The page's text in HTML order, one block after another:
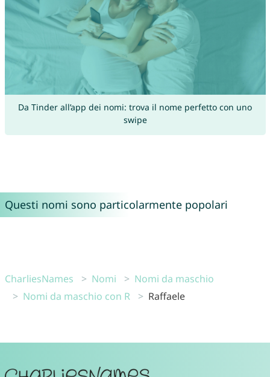
Da Tinder all’app dei nomi: trova il nome perfetto con uno
swipe
Questi nomi sono particolarmente popolari
CharliesNames Nomi
Nomi da maschio
Nomi da maschio con R
Raffaele